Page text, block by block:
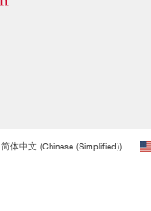
简体中文(Chinese (Simplified))